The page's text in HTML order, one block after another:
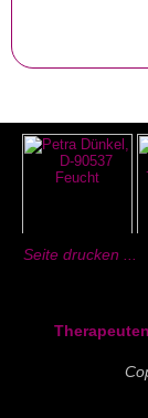
Seite drucken ...